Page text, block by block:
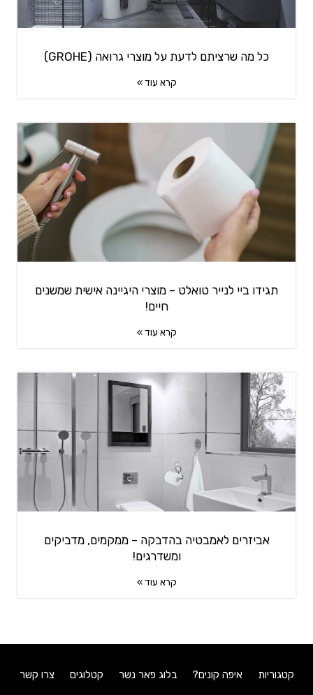
כל מה שרציתם לדעת על מוצרי גרואה (GROHE)
קרא עוד »
תגידו ביי לנייר טואלט – מוצרי היגיינה אישית שמשנים
חיים!
קרא עוד »
אביזרים לאמבטיה בהדבקה – ממקמים, מדביקים
ומשדרגים!
קרא עוד »
קטגוריות איפה קונים? בלוג פאר נשר קטלוגים צרו קשר